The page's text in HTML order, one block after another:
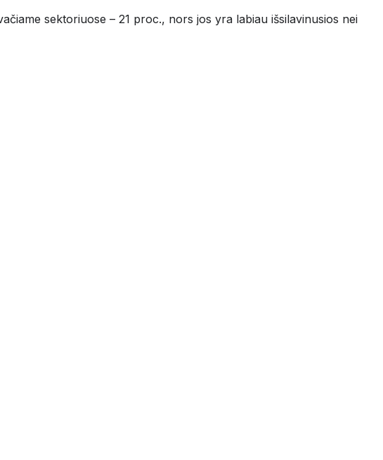
sektoriuose – 21 proc., nors jos yra labiau išsilavinusios nei